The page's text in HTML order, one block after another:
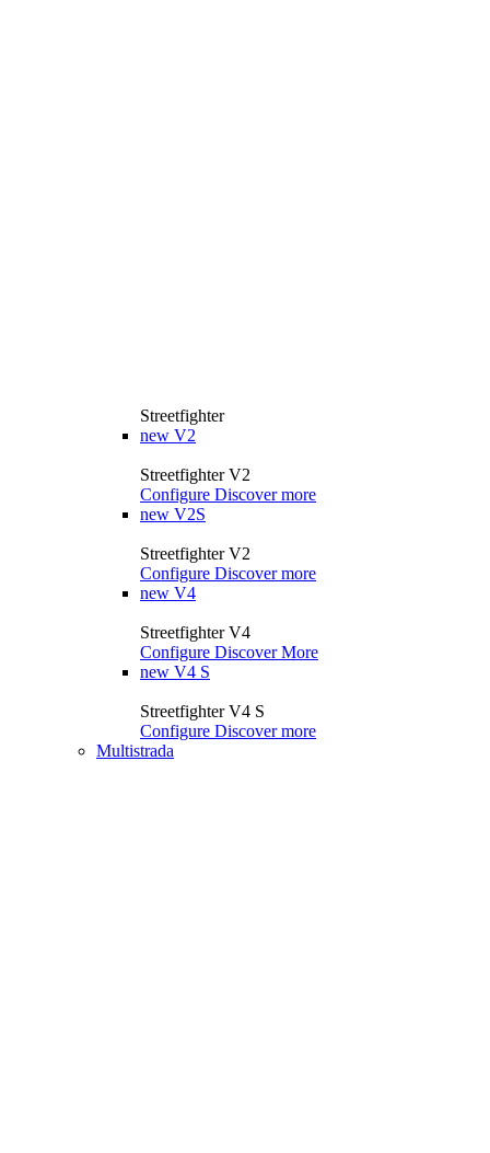
Streetfighter
new V2
Streetfighter V2
Configure Discover more
new V2S
Streetfighter V2
Configure Discover more
new V4
Streetfighter V4
Configure Discover More
new V4 S
Streetfighter V4 S
Configure Discover more
Multistrada